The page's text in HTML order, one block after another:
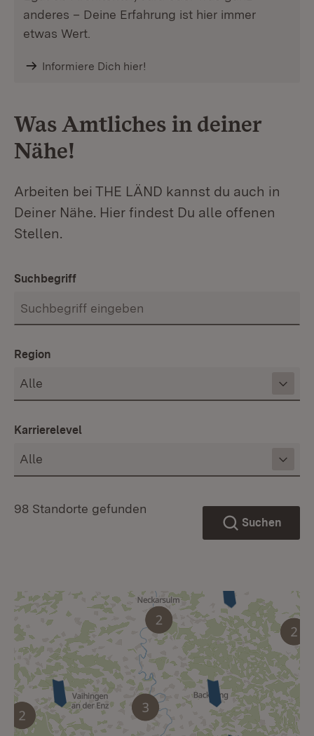
anderes – Deine Erfahrung ist hier immer
etwas Wert.
Informiere Dich hier!
Was Amtliches in deiner
Nähe!
Arbeiten bei THE LÄND kannst du auch in
Deiner Nähe. Hier findest Du alle offenen
Stellen.
Suchbegriff
Region
Karrierelevel
98 Standorte gefunden
Suchen